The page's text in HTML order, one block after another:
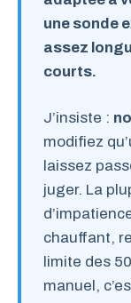
une sonde
assez
courts.
J’insiste :
modifiez
laissez
juger. La
chauffant,
limite des
manuel,